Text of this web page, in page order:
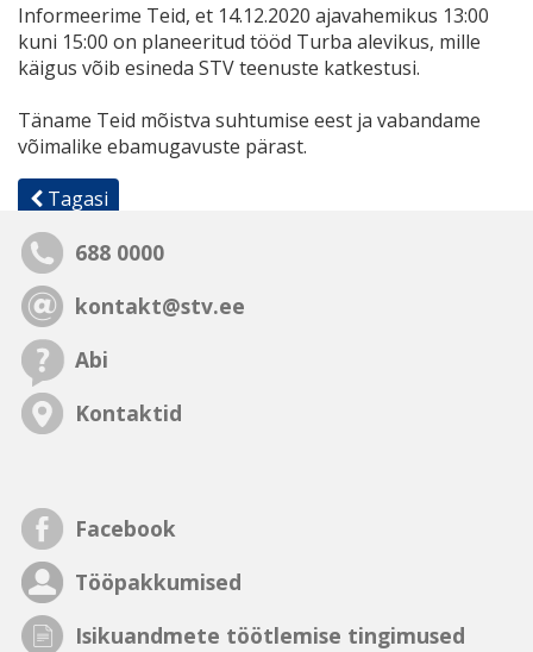
Informeerime Teid, et 14.12.2020 ajavahemikus 13:00
kuni 15:00 on planeeritud tööd Turba alevikus, mille
käigus võib esineda STV teenuste katkestusi.
Täname Teid mõistva suhtumise eest ja vabandame
võimalike ebamugavuste pärast.
Tagasi
688 0000
kontakt@stv.ee
Abi
Kontaktid
Facebook
Tööpakkumised
Isikuandmete töötlemise tingimused